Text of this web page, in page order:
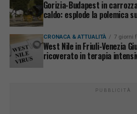
Gorizia-Budapest in
caldo: esplode la polemica
CRONACA & ATTUALITÀ 7 giorni
West Nile in Friuli-Venezia
ricoverato in terapia
PUBBLICITÀ